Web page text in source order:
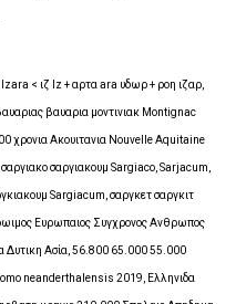
< ιζ Iz + αρτα ara υδωρ + ροη ιζαρ,
βαυαρια μοντινιακ Montignac
χρονια Ακουιτανια Nouvelle Aquitaine
σαργιακουμ Sargiaco, Sarjacum,
Sargiacum, σαργκετ σαργκιτ
Ευρωπαιος Συγχρονος Ανθρωπος
Δυτικη Ασία, 56.800 65.000 55.000
neanderthalensis 2019, Ελληνιδα